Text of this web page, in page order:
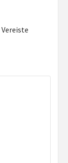
Vereiste